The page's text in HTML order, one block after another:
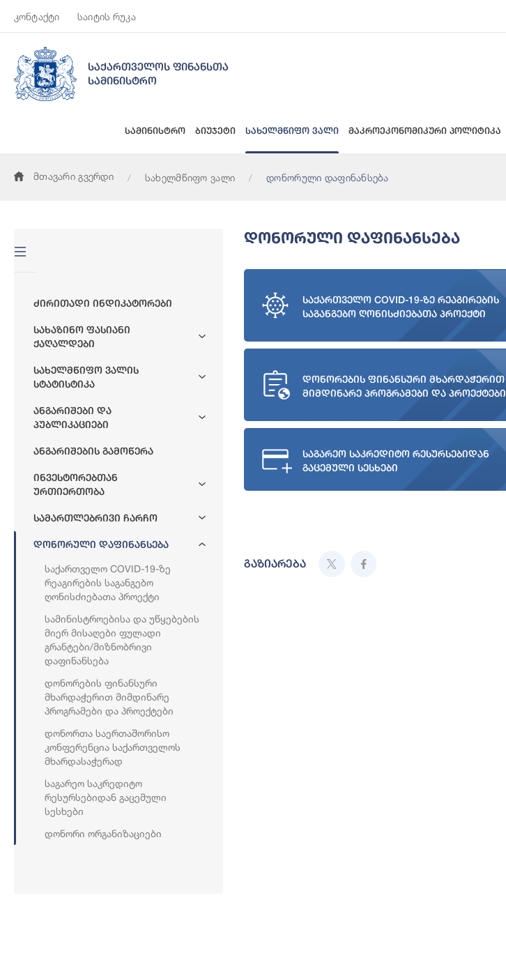
კონტაქტი საიტის რუკა
საქართველოს ფინანსთა
სამინისტრო
სამინისტრო ბიუჯეტი სახელმწიფო ვალი მაკროეკონომიკური პოლიტიკა
მთავარი გვერდი სახელმწიფო ვალი დონორული დაფინანსება
Ძირითადი Ინდიკატორები
Სახაზინო Ფასიანი
Ქაღალდები
Სახელმწიფო Ვალის
Სტატისტიკა
Ანგარიშები Და
Პუბლიკაციები
Ანგარიშების Გამოწერა
Ინვესტორებთან
Ურთიერთობა
Სამართლებრივი Ჩარჩო
Დონორული Დაფინანსება
Საქართველო COVID-19-Ზე
Რეაგირების Საგანგებო
Ღონისძიებათა Პროექტი
Სამინისტროებისა Და Უწყებების
Მიერ Მისაღები Ფულადი
Გრანტები/მიზნობრივი
Დაფინანსება
Დონორების Ფინანსური
Მხარდაჭერით Მიმდინარე
Პროგრამები Და Პროექტები
Დონორთა Საერთაშორისო
Კონფერენცია Საქართველოს
Მხარდასაჭერად
Საგარეო Საკრედიტო
Რესურსებიდან Გაცემული
Სესხები
Დონორი Ორგანიზაციები
Დონორული Დაფინანსება
საქართველო COVID-19-ზე რეაგირების
საგანგებო ღონისძიებათა პროექტი
დონორების ფინანსური მხარდაჭერით
მიმდინარე პროგრამები და პროექტები
საგარეო საკრედიტო რესურსებიდან
გაცემული სესხები
გაზიარება